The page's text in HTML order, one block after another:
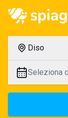
Diso
Seleziona